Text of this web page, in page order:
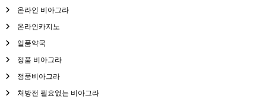
온라인 비아그라
온라인카지노
일품약국
정품 비아그라
정품비아그라
처방전 필요없는 비아그라